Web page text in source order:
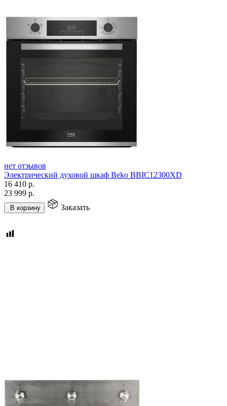
нет отзывов
Электрический духовой шкаф Beko BBIC12300XD
16 410 р.
23 999 р.
В корзину Заказать